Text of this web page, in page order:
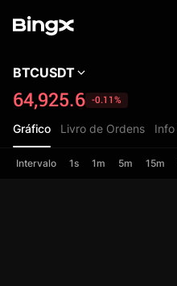
BTCUSDT
64,925.6 -0.11%
Gráfico Livro de Ordens
Intervalo 1s 1m 5m 15m